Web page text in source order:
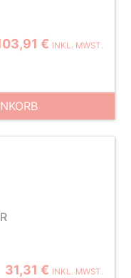
€ INKL. MWST.
31,31 € INKL. MWST.